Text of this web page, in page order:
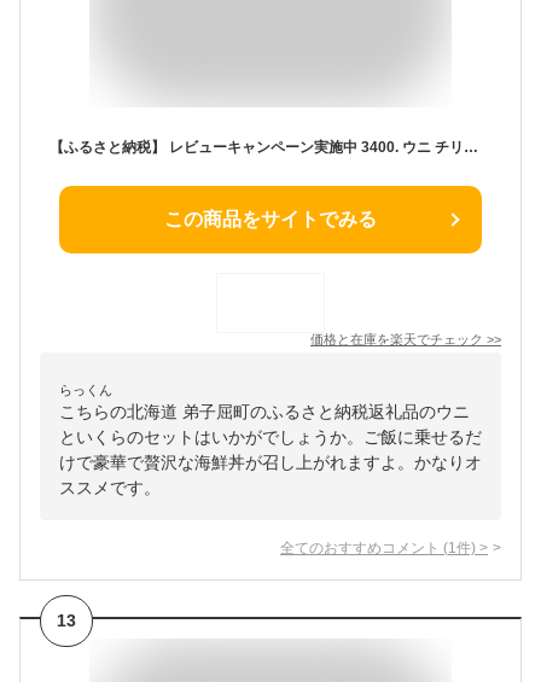
【ふるさと納税】 レビューキャンペーン実施中 3400. ウニ チリ産 冷凍 いくら 二色丼 うに 雲丹 イクラ 海鮮 海鮮丼 うに丼 いくら丼 いくら醤油漬け いくら200g（アメリカ産）＆うに（チリ産）100g×2個セット 送料無料 北海道 弟子屈町
この商品をサイトでみる
価格と在庫を楽天でチェック >>
らっくん
こちらの北海道 弟子屈町のふるさと納税返礼品のウニ
といくらのセットはいかがでしょうか。ご飯に乗せるだ
けで豪華で贅沢な海鮮丼が召し上がれますよ。かなりオ
ススメです。
全てのおすすめコメント (1 件) >
13